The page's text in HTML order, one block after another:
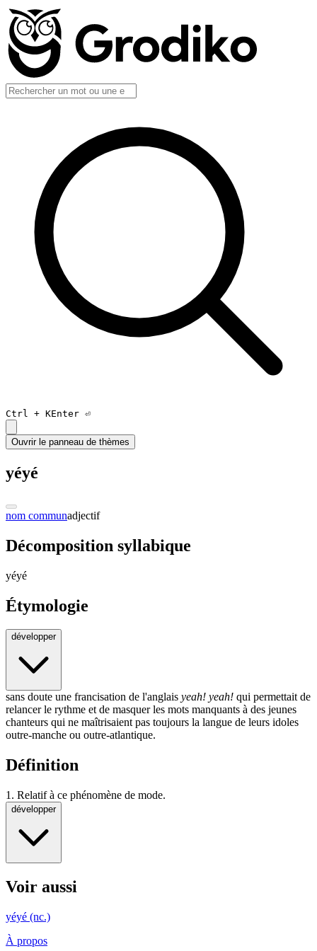
Ctrl + KEnter ⏎
Ouvrir le panneau de thèmes
yéyé
nom communadjectif
Décomposition syllabique
yéyé
Étymologie
développer
sans doute une francisation de l'anglais yeah! yeah! qui permettait de
relancer le rythme et de masquer les mots manquants à des jeunes
chanteurs qui ne maîtrisaient pas toujours la langue de leurs idoles
outre-manche ou outre-atlantique.
Définition
1. Relatif à ce phénomène de mode.
développer
Voir aussi
yéyé (nc.)
À propos